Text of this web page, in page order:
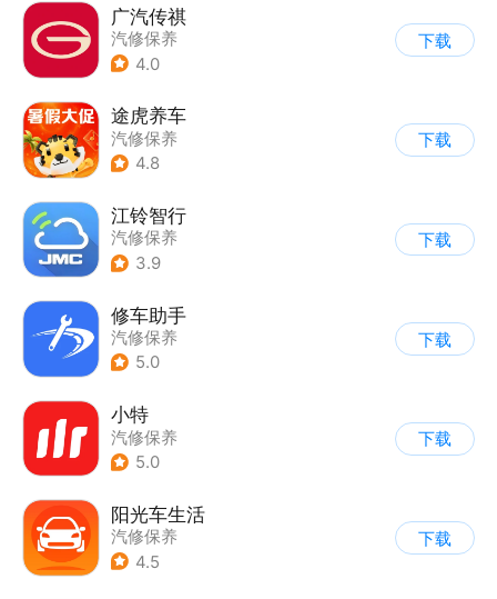
广汽传祺
汽修保养
4.0
下载
途虎养车
汽修保养
4.8
下载
江铃智行
汽修保养
3.9
下载
修车助手
汽修保养
5.0
下载
小特
汽修保养
5.0
下载
阳光车生活
汽修保养
4.5
下载